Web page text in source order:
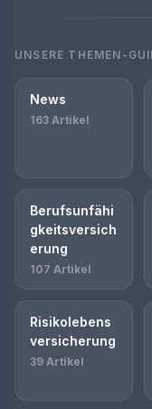
UNSERE THEMEN-
News
163 Artikel
Berufsunfähi
gkeitsversich
erung
107 Artikel
Risikolebens
versicherung
39 Artikel